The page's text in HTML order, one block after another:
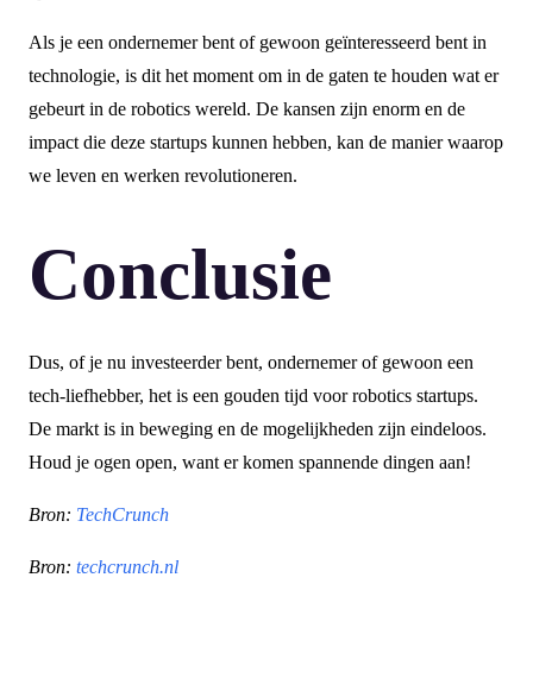
Als je een ondernemer bent of gewoon geïnteresseerd bent in
technologie, is dit het moment om in de gaten te houden wat er
gebeurt in de robotics wereld. De kansen zijn enorm en de
impact die deze startups kunnen hebben, kan de manier waarop
we leven en werken revolutioneren.
Conclusie
Dus, of je nu investeerder bent, ondernemer of gewoon een
tech-liefhebber, het is een gouden tijd voor robotics startups.
De markt is in beweging en de mogelijkheden zijn eindeloos.
Houd je ogen open, want er komen spannende dingen aan!
Bron: TechCrunch
Bron: techcrunch.nl